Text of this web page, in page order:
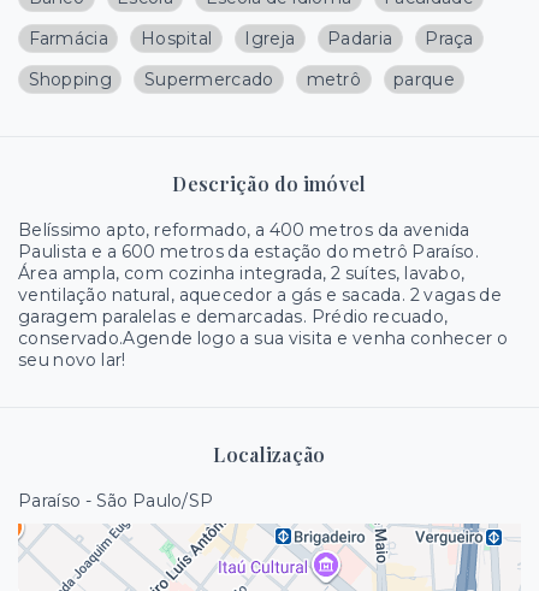
Farmácia
Hospital Igreja Padaria
Praça
Shopping
Supermercado metrô parque
Descrição do imóvel
Belíssimo apto, reformado, a 400 metros da avenida
Paulista e a 600 metros da estação do metrô Paraíso.
Área ampla, com cozinha integrada, 2 suítes, lavabo,
ventilação natural, aquecedor a gás e sacada. 2 vagas de
garagem paralelas e demarcadas. Prédio recuado,
conservado.Agende logo a sua visita e venha conhecer o
seu novo lar!
Localização
Paraíso - São Paulo/SP